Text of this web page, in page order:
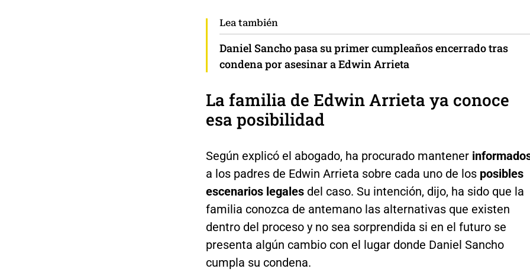
Lea también
Daniel Sancho pasa su primer cumpleaños encerrado tras
condena por asesinar a Edwin Arrieta
La familia de Edwin Arrieta ya conoce
esa posibilidad
Según explicó el abogado, ha procurado mantener
a los padres de Edwin Arrieta sobre cada uno de los posibles
escenarios legales del caso. Su intención, dijo, ha sido que la
familia conozca de antemano las alternativas que existen
dentro del proceso y no sea sorprendida si en el futuro se
presenta algún cambio con el lugar donde Daniel Sancho
cumpla su condena.